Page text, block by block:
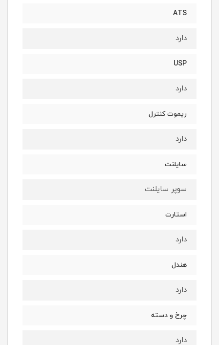
ATS
دارد
USP
دارد
ریموت کنترل
دارد
سایلنت
سوپر سایلنت
استارت
دارد
هندل
دارد
چرخ و دسته
دارد